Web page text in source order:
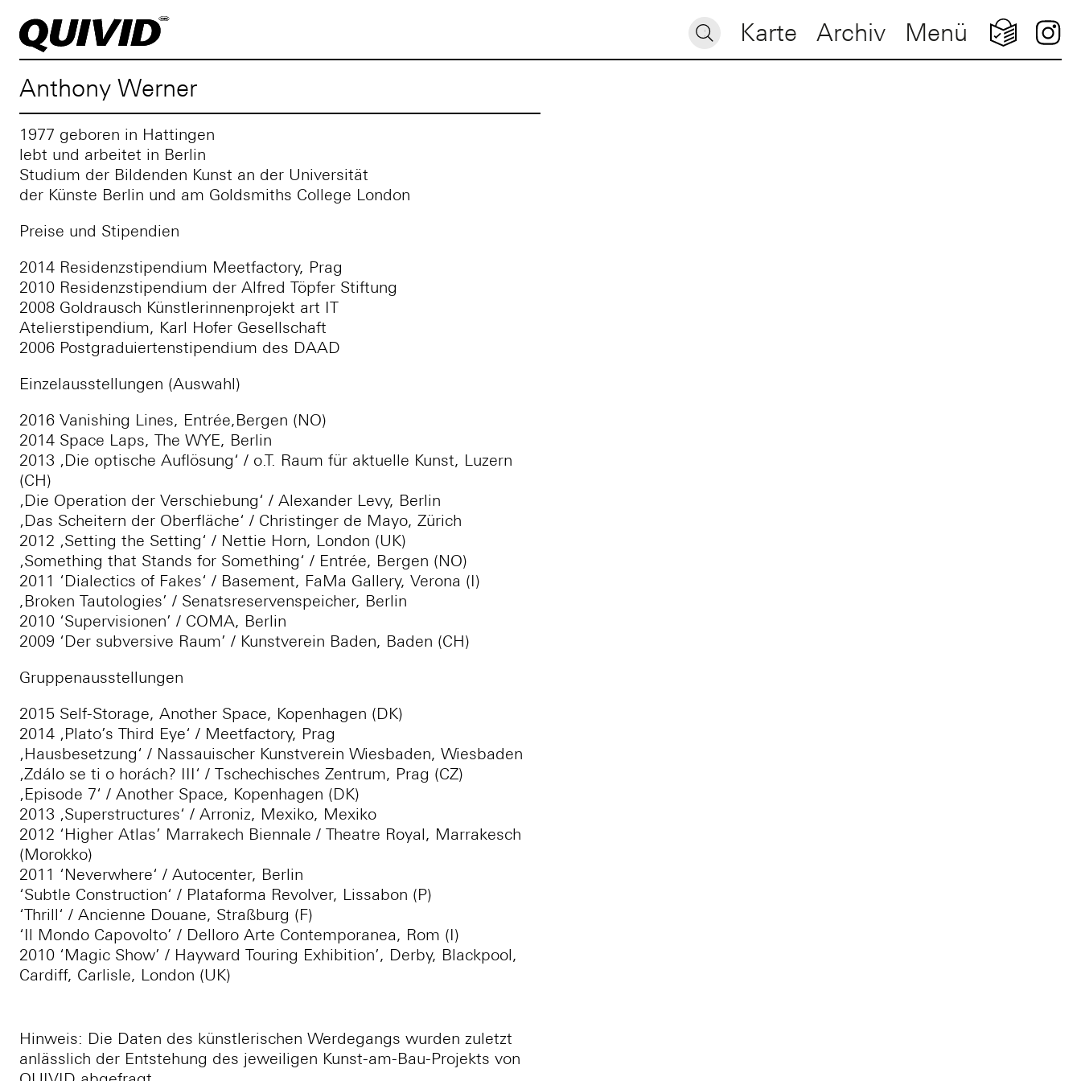
Karte Archiv
Menü
Anthony Werner
1977 geboren in Hattingen
lebt und arbeitet in Berlin
Studium der Bildenden Kunst an der Universität
der Künste Berlin und am Goldsmiths College London
Preise und Stipendien
2014 Residenzstipendium Meetfactory, Prag
2010 Residenzstipendium der Alfred Töpfer Stiftung
2008 Goldrausch Künstlerinnenprojekt art IT
Atelierstipendium, Karl Hofer Gesellschaft
2006 Postgraduiertenstipendium des DAAD
Einzelausstellungen (Auswahl)
2016 Vanishing Lines, Entrée,Bergen (NO)
2014 Space Laps, The WYE, Berlin
2013 ‚Die optische Auflösung‘ / o.T. Raum für aktuelle Kunst, Luzern
(CH)
‚Die Operation der Verschiebung‘ / Alexander Levy, Berlin
‚Das Scheitern der Oberfläche‘ / Christinger de Mayo, Zürich
2012 ‚Setting the Setting‘ / Nettie Horn, London (UK)
‚Something that Stands for Something‘ / Entrée, Bergen (NO)
2011 ‘Dialectics of Fakes‘ / Basement, FaMa Gallery, Verona (I)
,Broken Tautologies’ / Senatsreservenspeicher, Berlin
2010 ‘Supervisionen’ / COMA, Berlin
2009 ‘Der subversive Raum’ / Kunstverein Baden, Baden (CH)
Gruppenausstellungen
2015 Self-Storage, Another Space, Kopenhagen (DK)
2014 ‚Plato’s Third Eye‘ / Meetfactory, Prag
‚Hausbesetzung‘ / Nassauischer Kunstverein Wiesbaden, Wiesbaden
‚Zdálo se ti o horách? III‘ / Tschechisches Zentrum, Prag (CZ)
‚Episode 7‘ / Another Space, Kopenhagen (DK)
2013 ‚Superstructures‘ / Arroniz, Mexiko, Mexiko
2012 ‘Higher Atlas’ Marrakech Biennale / Theatre Royal, Marrakesch
(Morokko)
2011 ‘Neverwhere‘ / Autocenter, Berlin
‘Subtle Construction‘ / Plataforma Revolver, Lissabon (P)
‘Thrill‘ / Ancienne Douane, Straßburg (F)
‘Il Mondo Capovolto’ / Delloro Arte Contemporanea, Rom (I)
2010 ‘Magic Show’ / Hayward Touring Exhibition’, Derby, Blackpool,
Cardiff, Carlisle, London (UK)
Hinweis: Die Daten des künstlerischen Werdegangs wurden zuletzt
anlässlich der Entstehung des jeweiligen Kunst-am-Bau-Projekts von